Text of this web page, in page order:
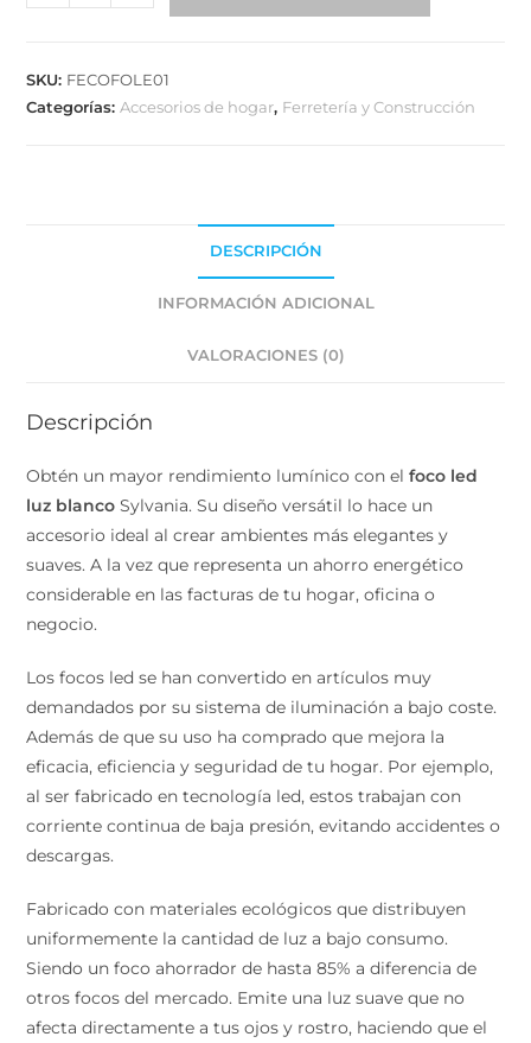
Categorías:Accesorios de hogar
DESCRIPCIÓN
INFORMACIÓN ADICIONAL
luz blancoSylvania. Su diseño versátil lo hace un
accesorio ideal al crear ambientes más elegantes y
suaves. A la vez que representa un ahorro energético
considerable en las facturas de tu hogar, oficina o
negocio.
demandados por su sistema de iluminación a bajo
coste. Además de que su uso ha comprado que mejora
la eficacia, eficiencia y seguridad de tu hogar. Por
ejemplo, al ser fabricado en tecnología led, estos
trabajan con corriente continua de baja presión,
evitando accidentes o descargas.
uniformemente la cantidad de luz a bajo consumo.
Siendo un foco ahorrador de hasta 85% a diferencia de
otros focos del mercado. Emite una luz suave que no
afecta directamente a tus ojos y rostro, haciendo que el
ambiente se sienta mucho más relajado y placentero.